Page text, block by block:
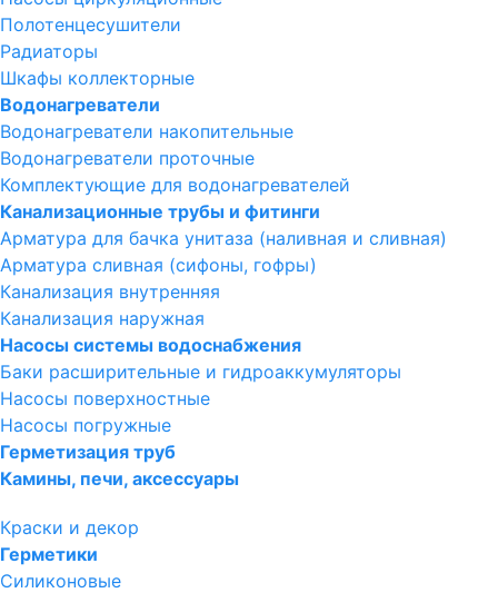
Полотенцесушители
Радиаторы
Шкафы коллекторные
Водонагреватели
Водонагреватели накопительные
Водонагреватели проточные
Комплектующие для водонагревателей
Канализационные трубы и фитинги
Арматура для бачка унитаза (наливная и сливная)
Арматура сливная (сифоны, гофры)
Канализация внутренняя
Канализация наружная
Насосы системы водоснабжения
Баки расширительные и гидроаккумуляторы
Насосы поверхностные
Насосы погружные
Герметизация труб
Камины, печи, аксессуары
Краски и декор
Герметики
Силиконовые